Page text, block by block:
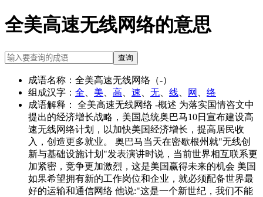
全美高速无线网络的意思
查询
成语名称： 全美高速无线网络（-）
组成汉字： 全 美 高 速 无 线 网
络
成语解释：
全美高速无线网络 -概述 为落实国情咨文中
提出的经济增长战略，美国总统奥巴马10日宣布建设高
速无线网络计划，以加快美国经济增长，提高居民收
入，创造更多就业。 奥巴马当天在密歇根州就"无线创
新与基础设施计划"发表演讲时说，当前世界相互联系更
加紧密，竞争更加激烈，这是美国赢得未来的机会 美国
如果希望拥有新的工作岗位和企业，就必须配备世界最
好的运输和通信网络 他说:"这是一个新世纪，我们不能